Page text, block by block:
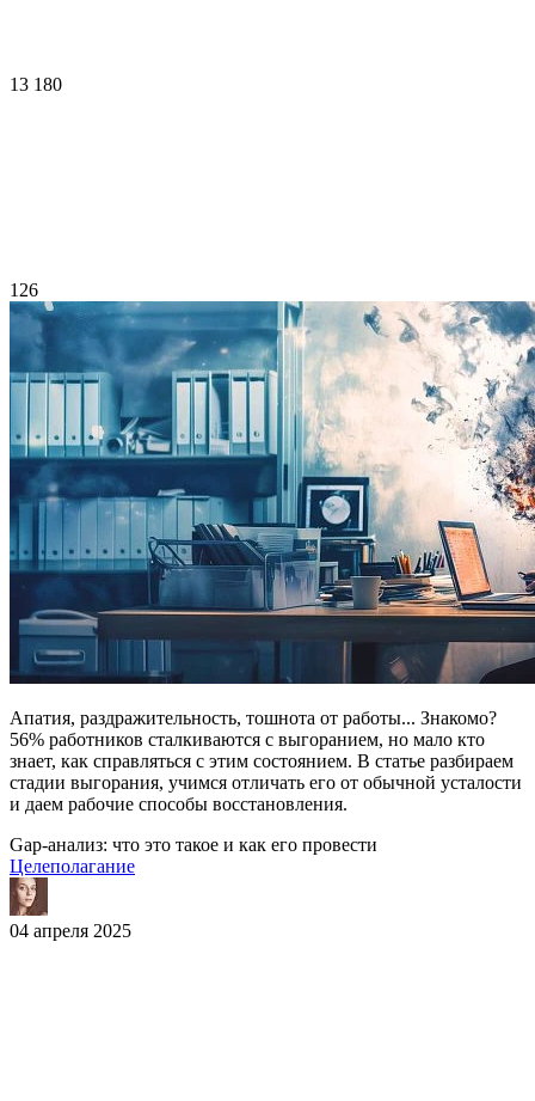
13 180
126
Апатия, раздражительность, тошнота от работы... Знакомо?
56% работников сталкиваются с выгоранием, но мало кто
знает, как справляться с этим состоянием. В статье разбираем
стадии выгорания, учимся отличать его от обычной усталости
и даем рабочие способы восстановления.
Gap-анализ: что это такое и как его провести
Целеполагание
04 апреля 2025